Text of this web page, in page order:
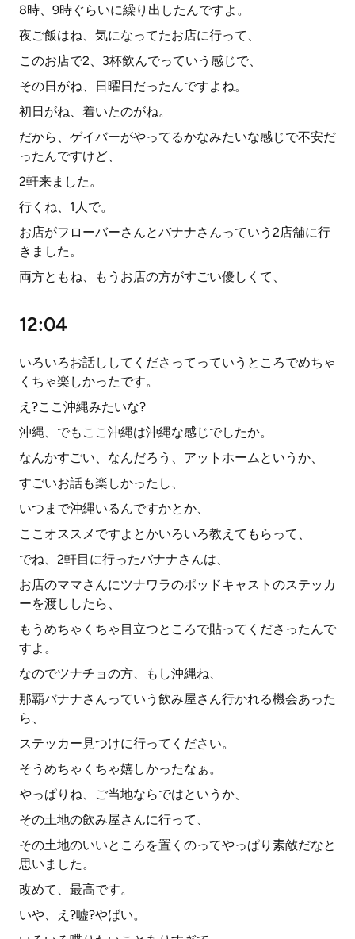
8時、9時ぐらいに繰り出したんですよ。
夜ご飯はね、気になってたお店に行って、
このお店で2、3杯飲んでっていう感じで、
その日がね、日曜日だったんですよね。
初日がね、着いたのがね。
だから、ゲイバーがやってるかなみたいな感じで不安だ
ったんですけど、
2軒来ました。
行くね、1人で。
お店がフローバーさんとバナナさんっていう2店舗に行
きました。
両方ともね、もうお店の方がすごい優しくて、
12:04
いろいろお話ししてくださってっていうところでめちゃ
くちゃ楽しかったです。
え?ここ沖縄みたいな?
沖縄、でもここ沖縄は沖縄な感じでしたか。
なんかすごい、なんだろう、アットホームというか、
すごいお話も楽しかったし、
いつまで沖縄いるんですかとか、
ここオススメですよとかいろいろ教えてもらって、
でね、2軒目に行ったバナナさんは、
お店のママさんにツナワラのポッドキャストのステッカ
ーを渡ししたら、
もうめちゃくちゃ目立つところで貼ってくださったんで
すよ。
なのでツナチョの方、もし沖縄ね、
那覇バナナさんっていう飲み屋さん行かれる機会あった
ら、
ステッカー見つけに行ってください。
そうめちゃくちゃ嬉しかったなぁ。
やっぱりね、ご当地ならではというか、
その土地の飲み屋さんに行って、
その土地のいいところを置くのってやっぱり素敵だなと
思いました。
改めて、最高です。
いや、え?嘘?やばい。